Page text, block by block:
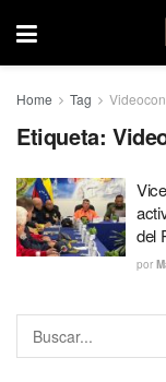
Home Tag
Etiqueta:
del
por